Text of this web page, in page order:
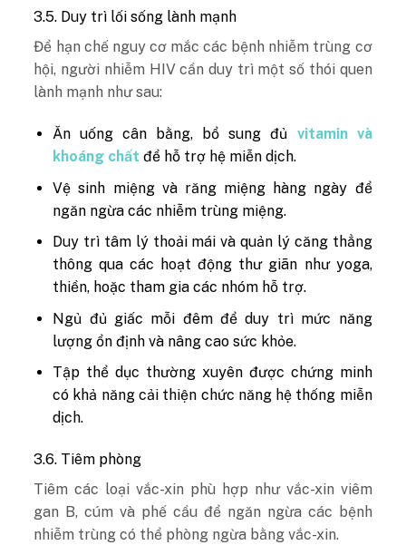
3.5. Duy trì lối sống lành mạnh
Để hạn chế nguy cơ mắc các bệnh nhiễm trùng cơ
hội, người nhiễm HIV cần duy trì một số thói quen
lành mạnh như sau:
Ăn uống cân bằng, bổ sung đủ vitamin và
khoáng chất để hỗ trợ hệ miễn dịch.
Vệ sinh miệng và răng miệng hàng ngày để
ngăn ngừa các nhiễm trùng miệng.
Duy trì tâm lý thoải mái và quản lý căng thẳng
thông qua các hoạt động thư giãn như yoga,
thiền, hoặc tham gia các nhóm hỗ trợ.
Ngủ đủ giấc mỗi đêm để duy trì mức năng
lượng ổn định và nâng cao sức khỏe.
Tập thể dục thường xuyên được chứng minh
có khả năng cải thiện chức năng hệ thống miễn
dịch.
3.6. Tiêm phòng
Tiêm các loại vắc-xin phù hợp như vắc-xin viêm
gan B, cúm và phế cầu để ngăn ngừa các bệnh
nhiễm trùng có thể phòng ngừa bằng vắc-xin.